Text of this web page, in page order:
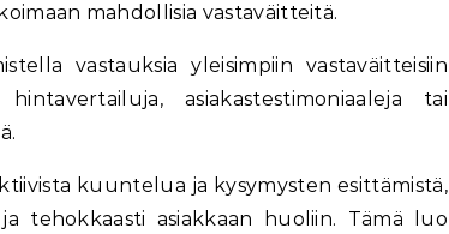
mahdollisia vastaväitteitä.
vastauksia yleisimpiin vastaväitteisiin
asiakastestimoniaaleja tai
kuuntelua ja kysymysten esittämistä,
tehokkaasti asiakkaan huoliin. Tämä luo